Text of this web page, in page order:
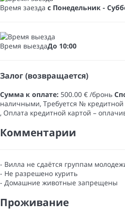
Время заезда с Понедельник -
Время выездаДо 10:00
Залог (возвращается)
Сумма к оплате: 500.00 € /бронь
наличными​, Требуется № кредитной
, Оплата кредитной картой –
Комментарии
- Вилла не сдаётся группам
- Не разрешено курить
- Домашние животные запрещены
Проживание